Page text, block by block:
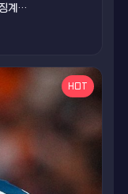
계…
HOT